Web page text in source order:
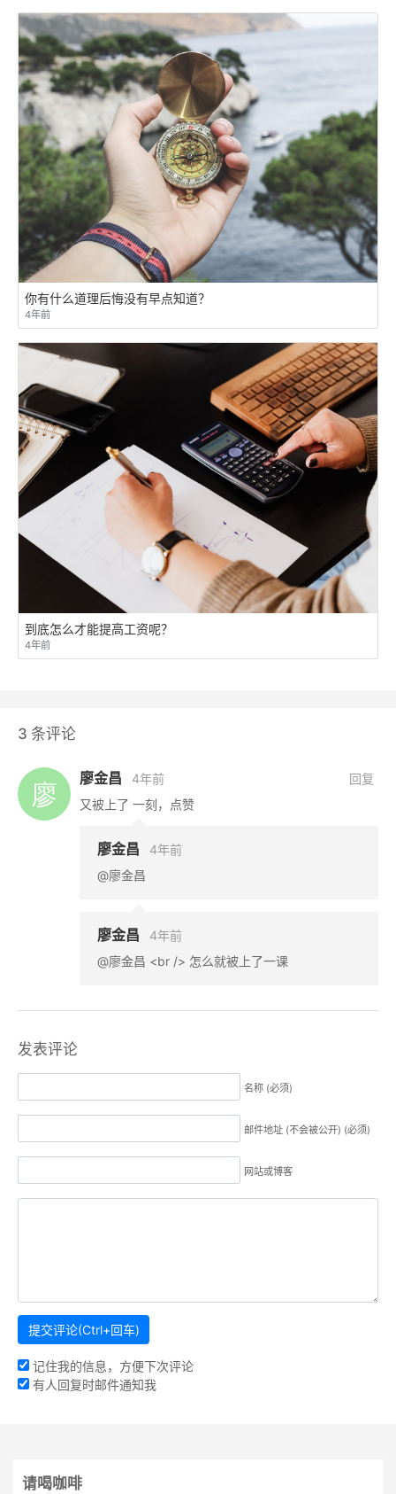
你有什么道理后悔没有早点知道？
4年前
到底怎么才能提高工资呢？
4年前
3 条评论
廖金昌
4年前
又被上了 一刻，点赞
廖金昌
4年前
@廖金昌
廖金昌
4年前
@廖金昌 <br /> 怎么就被上了一课
回复
发表评论
名称 (必须)
邮件地址 (不会被公开) (必须)
网站或博客
记住我的信息，方便下次评论
有人回复时邮件通知我
请喝咖啡